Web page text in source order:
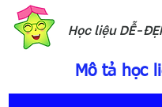
Học liệu DỄ-
Mô tả học